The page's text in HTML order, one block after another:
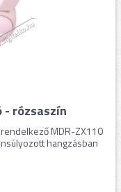
- rózsaszín
MDR-ZX110
hangzásban